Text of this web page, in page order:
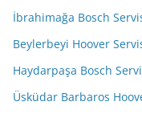
İbrahimağa Bosch
Beylerbeyi Hoover
Haydarpaşa Bosch
Üsküdar Barbaros